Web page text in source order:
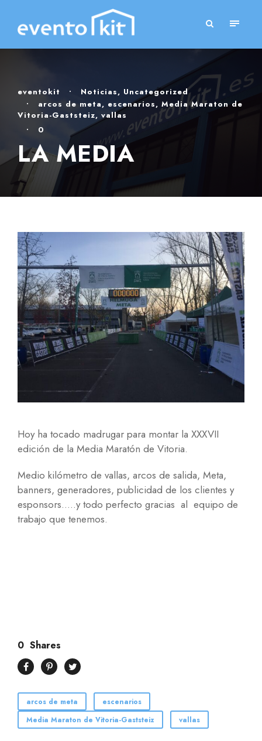
eventokit • Noticias, Uncategorized
•
arcos de meta, escenarios, Media Maraton de
Vitoria-Gaststeiz, vallas
•
0
LA MEDIA
Hoy ha tocado madrugar para montar la XXXVII
edición de la Media Maratón de Vitoria.
Medio kilómetro de vallas, arcos de salida, Meta,
banners, generadores, publicidad de los clientes y
esponsors…..y todo perfecto gracias al equipo de
trabajo que tenemos.
0 Shares
arcos de meta
escenarios
Media Maraton de Vitoria-Gaststeiz
vallas